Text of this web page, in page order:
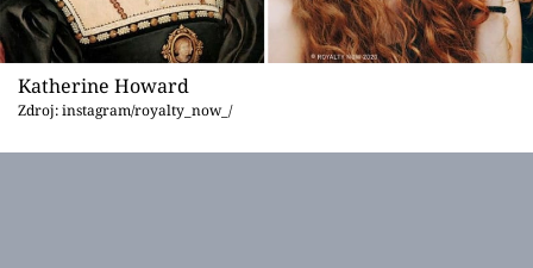
Katherine Howard
Zdroj: instagram/royalty_now_/